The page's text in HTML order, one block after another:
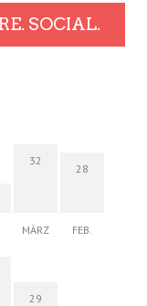
SOCIAL.
32
MÄRZ
28
FEB.
29